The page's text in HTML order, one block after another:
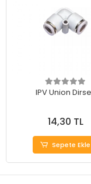
IPV Union
14,30 TL
Sepete Ekle